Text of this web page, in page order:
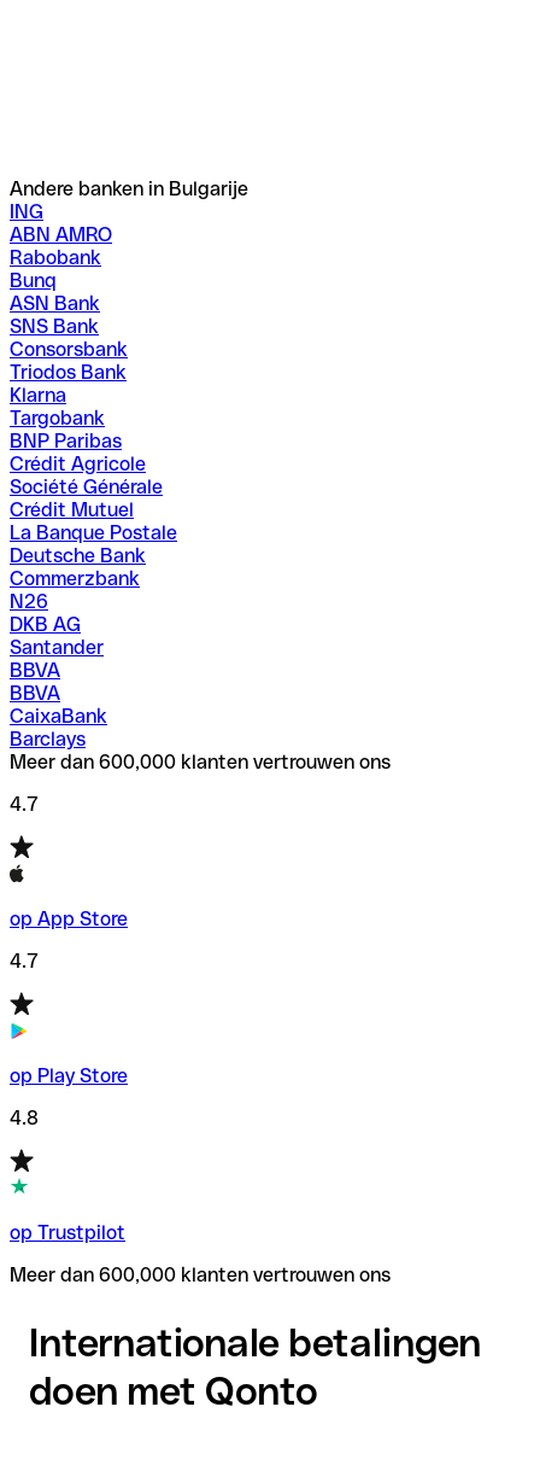
Andere banken in Bulgarije
ING
ABN AMRO
Rabobank
Bunq
ASN Bank
SNS Bank
Consorsbank
Triodos Bank
Klarna
Targobank
BNP Paribas
Crédit Agricole
Société Générale
Crédit Mutuel
La Banque Postale
Deutsche Bank
Commerzbank
N26
DKB AG
Santander
BBVA
BBVA
CaixaBank
Barclays
Meer dan 600,000 klanten vertrouwen ons
4.7
op App Store
4.7
op Play Store
4.8
op Trustpilot
Meer dan 600,000 klanten vertrouwen ons
Internationale betalingen
doen met Qonto